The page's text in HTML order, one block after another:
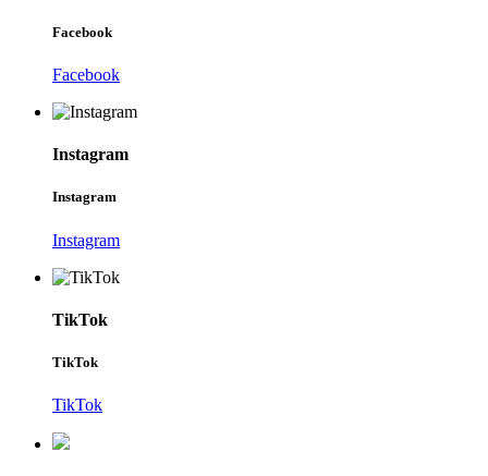
Facebook
Facebook
Instagram
Instagram
Instagram
TikTok
TikTok
TikTok